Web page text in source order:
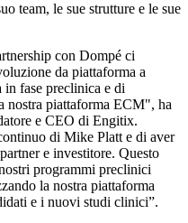
team, le sue strutture e le sue
con Dompé ci
da piattaforma a
in fase preclinica e di
nostra piattaforma ECM", ha
e CEO di Engitix.
di Mike Platt e di aver
e investitore. Questo
programmi preclinici
la nostra piattaforma
e i nuovi studi clinici”.